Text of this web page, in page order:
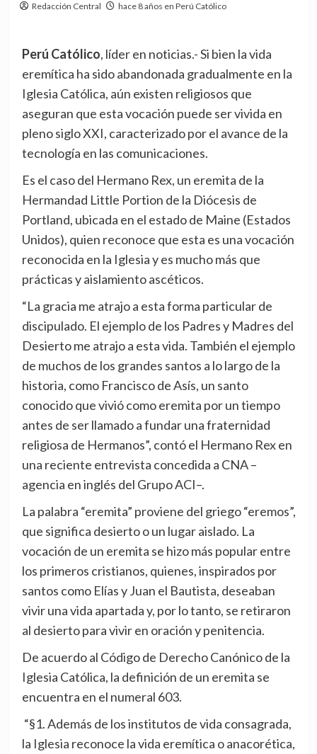
Redacción Central hace 8 años en Perú Católico
Perú Católico, líder en noticias.- Si bien la vida
eremítica ha sido abandonada gradualmente en la
Iglesia Católica, aún existen religiosos que
aseguran que esta vocación puede ser vivida en
pleno siglo XXI, caracterizado por el avance de la
tecnología en las comunicaciones.
Es el caso del Hermano Rex, un eremita de la
Hermandad Little Portion de la Diócesis de
Portland, ubicada en el estado de Maine (Estados
Unidos), quien reconoce que esta es una vocación
reconocida en la Iglesia y es mucho más que
prácticas y aislamiento ascéticos.
“La gracia me atrajo a esta forma particular de
discipulado. El ejemplo de los Padres y Madres del
Desierto me atrajo a esta vida. También el ejemplo
de muchos de los grandes santos a lo largo de la
historia, como Francisco de Asís, un santo
conocido que vivió como eremita por un tiempo
antes de ser llamado a fundar una fraternidad
religiosa de Hermanos”, contó el Hermano Rex en
una reciente entrevista concedida a CNA –
agencia en inglés del Grupo ACI–.
La palabra “eremita” proviene del griego “eremos”,
que significa desierto o un lugar aislado. La
vocación de un eremita se hizo más popular entre
los primeros cristianos, quienes, inspirados por
santos como Elías y Juan el Bautista, deseaban
vivir una vida apartada y, por lo tanto, se retiraron
al desierto para vivir en oración y penitencia.
De acuerdo al Código de Derecho Canónico de la
Iglesia Católica, la definición de un eremita se
encuentra en el numeral 603.
“§1. Además de los institutos de vida consagrada,
la Iglesia reconoce la vida eremítica o anacorética,